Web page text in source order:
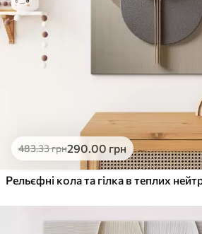
483.33грн290.00 грн